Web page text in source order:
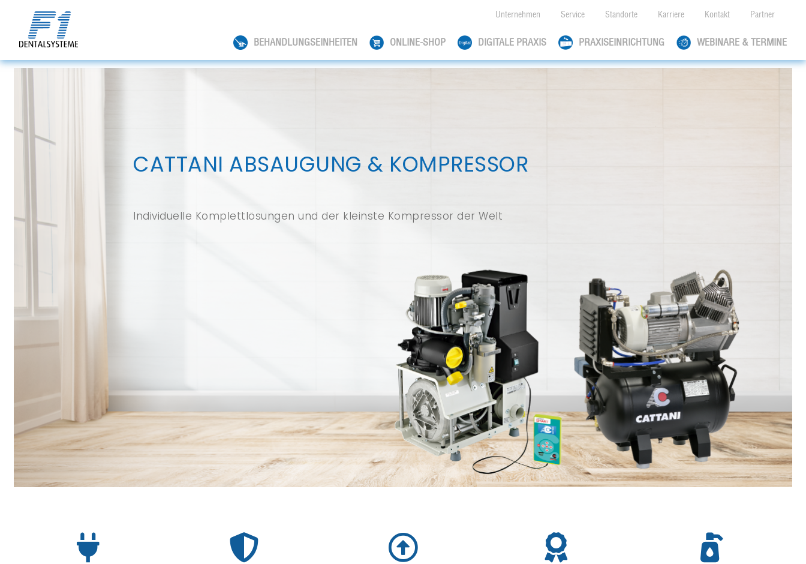
Unternehmen Service Standorte Karriere Kontakt Partner
BEHANDLUNGSEINHEITEN ONLINE-SHOP DIGITALE PRAXIS PRAXISEINRICHTUNG WEBINARE & TERMINE
Individuelle Komplettlösungen und der kleinste Kompressor der Welt
CATTANI ABSAUGUNG & KOMPRESSOR